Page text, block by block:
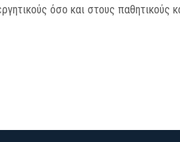
όσο και στους παθητικούς